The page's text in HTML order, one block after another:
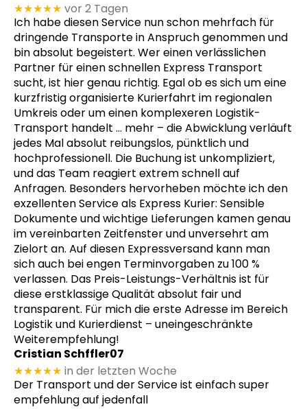
★★★★★ vor 2 Tagen
Ich habe diesen Service nun schon mehrfach für
dringende Transporte in Anspruch genommen und
bin absolut begeistert. Wer einen verlässlichen
Partner für einen schnellen Express Transport
sucht, ist hier genau richtig. Egal ob es sich um eine
kurzfristig organisierte Kurierfahrt im regionalen
Umkreis oder um einen komplexeren Logistik-
Transport handelt … mehr – die Abwicklung verläuft
jedes Mal absolut reibungslos, pünktlich und
hochprofessionell. Die Buchung ist unkompliziert,
und das Team reagiert extrem schnell auf
Anfragen. Besonders hervorheben möchte ich den
exzellenten Service als Express Kurier: Sensible
Dokumente und wichtige Lieferungen kamen genau
im vereinbarten Zeitfenster und unversehrt am
Zielort an. Auf diesen Expressversand kann man
sich auch bei engen Terminvorgaben zu 100 %
verlassen. Das Preis-Leistungs-Verhältnis ist für
diese erstklassige Qualität absolut fair und
transparent. Für mich die erste Adresse im Bereich
Logistik und Kurierdienst – uneingeschränkte
Weiterempfehlung!
Cristian Schffler07
★★★★★ in der letzten Woche
Der Transport und der Service ist einfach super
empfehlung auf jedenfall